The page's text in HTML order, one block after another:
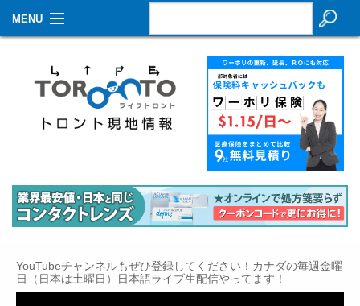
MENU
生活情報
その他
イベントカレンダー
Contact
YouTubeチャンネルもぜひ登録してください！カナダの毎週金曜
日（日本は土曜日）日本語ライブ生配信やってます！